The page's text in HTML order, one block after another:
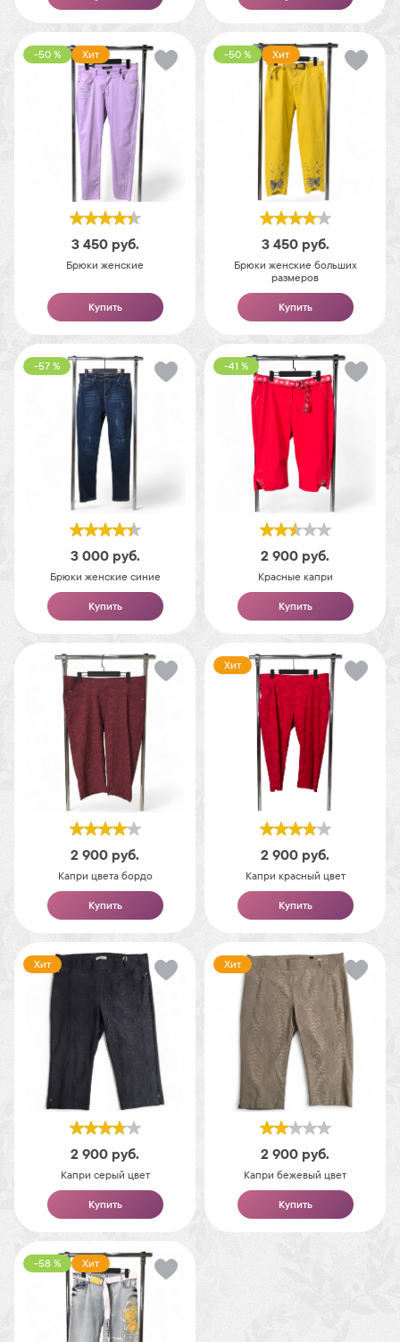
-50 % Хит
3 450 руб.
Брюки женские
Купить
-50 % Хит
3 450 руб.
Брюки женские больших
размеров
Купить
-57 %
3 000 руб.
Брюки женские синие
Купить
-41 %
2 900 руб.
Красные капри
Купить
2 900 руб.
Капри цвета бордо
Купить
Хит
2 900 руб.
Капри красный цвет
Купить
Хит
2 900 руб.
Капри серый цвет
Купить
Хит
2 900 руб.
Капри бежевый цвет
Купить
-58 % Хит